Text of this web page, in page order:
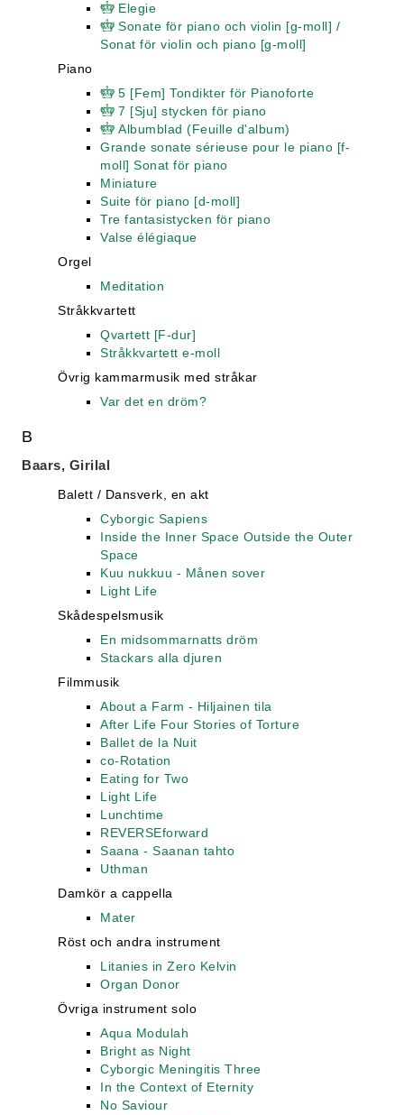
Elegie
Sonate för piano och violin [g-moll] /
Sonat för violin och piano [g-moll]
Piano
5 [Fem] Tondikter för Pianoforte
7 [Sju] stycken för piano
Albumblad (Feuille d'album)
Grande sonate sérieuse pour le piano [f-
moll] Sonat för piano
Miniature
Suite för piano [d-moll]
Tre fantasistycken för piano
Valse élégiaque
Orgel
Meditation
Stråkkvartett
Qvartett [F-dur]
Stråkkvartett e-moll
Övrig kammarmusik med stråkar
Var det en dröm?
B
Baars, Girilal
Balett / Dansverk, en akt
Cyborgic Sapiens
Inside the Inner Space Outside the Outer
Space
Kuu nukkuu - Månen sover
Light Life
Skådespelsmusik
En midsommarnatts dröm
Stackars alla djuren
Filmmusik
About a Farm - Hiljainen tila
After Life Four Stories of Torture
Ballet de la Nuit
co-Rotation
Eating for Two
Light Life
Lunchtime
REVERSEforward
Saana - Saanan tahto
Uthman
Damkör a cappella
Mater
Röst och andra instrument
Litanies in Zero Kelvin
Organ Donor
Övriga instrument solo
Aqua Modulah
Bright as Night
Cyborgic Meningitis Three
In the Context of Eternity
No Saviour